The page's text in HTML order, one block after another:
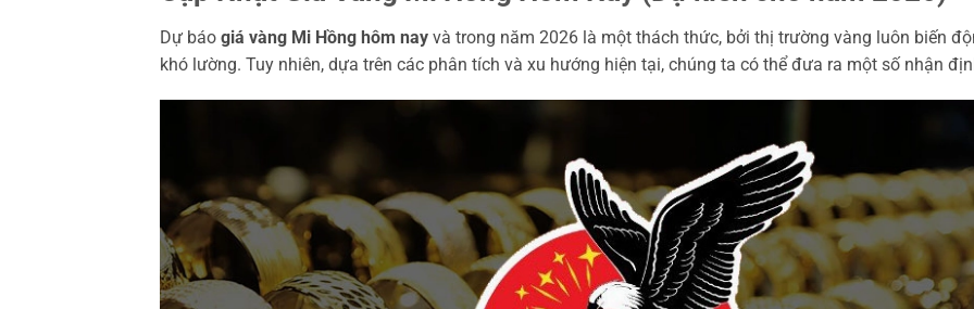
Dự báo giá vàng Mi Hồng hôm nay và trong năm 2026 là một thách thức, bởi thị trường vàng luôn biến
khó lường. Tuy nhiên, dựa trên các phân tích và xu hướng hiện tại, chúng ta có thể đưa ra một số nhận